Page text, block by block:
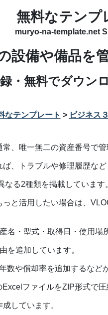
無料なテンプ
muryo-na-template.net
設備や備品を
・無料でダウン
なテンプレート > ビジネス
、唯一無二の資産番号で管
、トラブルや修理履歴など
る2種類を掲載しています
と活用したい場合は、
名・型式・取得日・使用場
を追加しています。
数や償却率を追加するなど
ファイルをZIP形式で圧
しています。